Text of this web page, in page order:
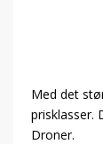
Med det
prisklasser.
Droner.